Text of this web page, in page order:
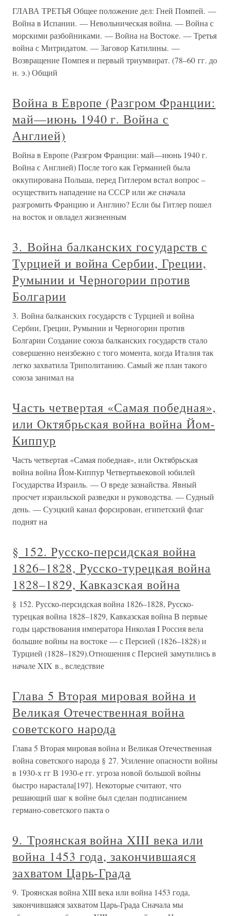
ГЛАВА ТРЕТЬЯ Общее положение дел: Гней Помпей. —
Война в Испании. — Невольническая война. — Война с
морскими разбойниками. — Война на Востоке. — Третья
война с Митридатом. — Заговор Катилины. —
Возвращение Помпея и первый триумвират. (78–60 гг. до
н. э.) Общий
Война в Европе (Разгром Франции:
май—июнь 1940 г. Война с
Англией)
Война в Европе (Разгром Франции: май—июнь 1940 г.
Война с Англией) После того как Германией была
оккупирована Польша, перед Гитлером встал вопрос –
осуществить нападение на СССР или же сначала
разгромить Францию и Англию? Если бы Гитлер пошел
на восток и овладел жизненным
3. Война балканских государств с
Турцией и война Сербии, Греции,
Румынии и Черногории против
Болгарии
3. Война балканских государств с Турцией и война
Сербии, Греции, Румынии и Черногории против
Болгарии Создание союза балканских государств стало
совершенно неизбежно с того момента, когда Италия так
легко захватила Триполитанию. Самый же план такого
союза занимал на
Часть четвертая «Самая победная»,
или Октябрьская война война Йом-
Киппур
Часть четвертая «Самая победная», или Октябрьская
война война Йом-Киппур Четвертьвековой юбилей
Государства Израиль. — О вреде зазнайства. Явный
просчет израильской разведки и руководства. — Судный
день. — Суэцкий канал форсирован, египетский флаг
поднят на
§ 152. Русско-персидская война
1826–1828, Русско-турецкая война
1828–1829, Кавказская война
§ 152. Русско-персидская война 1826–1828, Русско-
турецкая война 1828–1829, Кавказская война В первые
годы царствования императора Николая I Россия вела
большие войны на востоке — с Персией (1826–1828) и
Турцией (1828–1829).Отношения с Персией замутились в
начале XIX в., вследствие
Глава 5 Вторая мировая война и
Великая Отечественная война
советского народа
Глава 5 Вторая мировая война и Великая Отечественная
война советского народа § 27. Усиление опасности войны
в 1930-х гг В 1930-е гг. угроза новой большой войны
быстро нарастала[197]. Некоторые считают, что
решающий шаг к войне был сделан подписанием
германо-советского пакта о
9. Троянская война XIII века или
война 1453 года, закончившаяся
захватом Царь-Града
9. Троянская война XIII века или война 1453 года,
закончившаяся захватом Царь-Града Сначала мы